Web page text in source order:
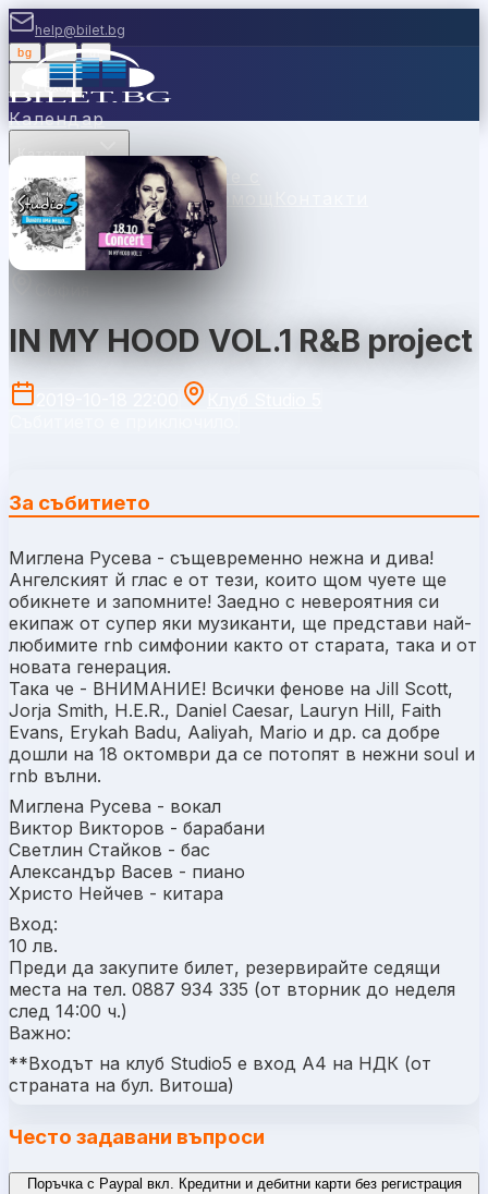
help@bilet.bg
bg |
Вход
Календар
Категории
МестаКаси
Продавайте с
насВаучериНовиниПомощ
София
IN MY HOOD VOL.1 R&B project
За събитието
Миглена Русева - същевременно нежна и дива!
Ангелският й глас е от тези, които щом чуете ще
обикнете и запомните! Заедно с невероятния си
екипаж от супер яки музиканти, ще представи най-
любимите rnb симфонии както от старата, така и от
новата генерация.
Така че - ВНИМАНИЕ! Всички фенове на Jill Scott,
Jorja Smith, H.E.R., Daniel Caesar, Lauryn Hill, Faith
Evans, Erykah Badu, Aaliyah, Mario и др. са добре
дошли на 18 октомври да се потопят в нежни soul и
rnb вълни.
Миглена Русева - вокал
Виктор Викторов - барабани
Светлин Стайков - бас
Александър Васев - пиано
Христо Нейчев - китара
Вход:
10 лв.
Преди да закупите билет, резервирайте седящи
места на тел. 0887 934 335 (от вторник до неделя
след 14:00 ч.)
Важно:
**Входът на клуб Studio5 e вход А4 на НДК (от
страната на бул. Витоша)
Често задавани въпроси
Поръчка с Paypal вкл. Кредитни и дебитни карти без регистрация